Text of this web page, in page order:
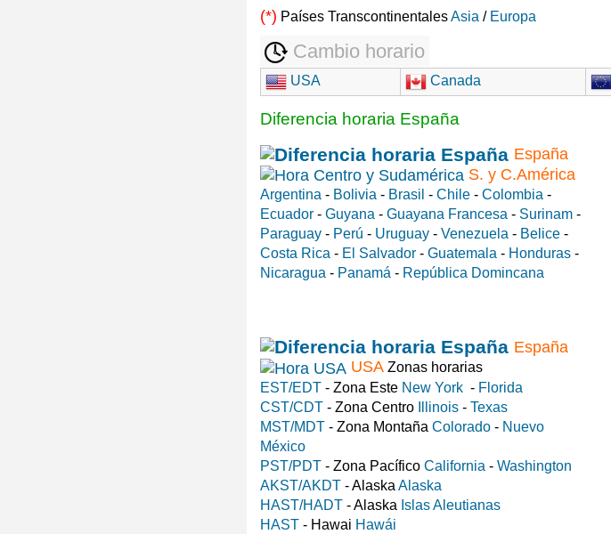
(*) Países TranscontinentalesAsia / Europa
Cambio horario
USA Canada
Diferencia horaria España
España
S. y C.América
Argentina - Bolivia - Brasil - Chile - Colombia -
Ecuador - Guyana - Guayana Francesa - Surinam -
Paraguay - Perú - Uruguay - Venezuela - Belice -
Costa Rica - El Salvador - Guatemala - Honduras -
Nicaragua - Panamá - República Domincana
España
USA Zonas horarias
EST/EDT - Zona Este New York - Florida
CST/CDT - Zona Centro Illinois - Texas
MST/MDT - Zona Montaña Colorado - Nuevo
México
PST/PDT - Zona Pacífico California - Washington
AKST/AKDT - Alaska Alaska
HAST/HADT - Alaska Islas Aleutianas
HAST - Hawai Hawái